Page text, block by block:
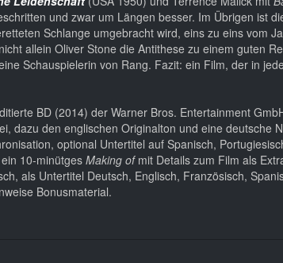
und zwar um Längen besser. Im Übrigen ist
Schlange umgebracht wird, eins zu eins vom
allein Oliver Stone die Antithese zu einem guten
Schauspielerin von Rang. Fazit: ein Film, der in
BD (2014) der Warner Bros. Entertainment
dazu den englischen Originalton und eine deutsche
optional Untertitel auf Spanisch,
10-minütges Making ofmit Details zum Film als
als Untertitel Deutsch, Englisch, Französisch,
Bonusmaterial.